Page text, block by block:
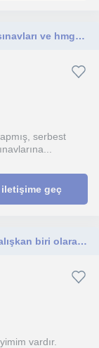
öğretmeyi seven hukukçu, hakim savcılık sınavları ve hmgs ye yardımcı
serbest
geç
Yenilikçi, öğrenmeye açık ve disiplinli ve çalışkan biri olarak tanımlarım.
vardır.